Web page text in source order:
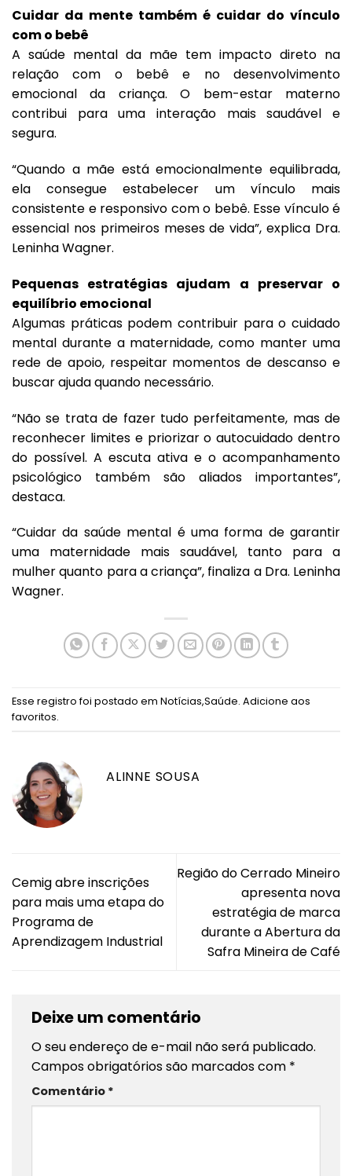
Cuidar da mente também é cuidar do vínculo
com o bebê
A saúde mental da mãe tem impacto direto na
relação com o bebê e no desenvolvimento
emocional da criança. O bem-estar materno
contribui para uma interação mais saudável e
segura.
“Quando a mãe está emocionalmente equilibrada,
ela consegue estabelecer um vínculo mais
consistente e responsivo com o bebê. Esse vínculo é
essencial nos primeiros meses de vida”, explica Dra.
Leninha Wagner.
Pequenas estratégias ajudam a preservar o
equilíbrio emocional
Algumas práticas podem contribuir para o cuidado
mental durante a maternidade, como manter uma
rede de apoio, respeitar momentos de descanso e
buscar ajuda quando necessário.
“Não se trata de fazer tudo perfeitamente, mas de
reconhecer limites e priorizar o autocuidado dentro
do possível. A escuta ativa e o acompanhamento
psicológico também são aliados importantes”,
destaca.
“Cuidar da saúde mental é uma forma de garantir
uma maternidade mais saudável, tanto para a
mulher quanto para a criança”, finaliza a Dra. Leninha
Wagner.
Esse registro foi postado em Notícias,Saúde. Adicione aos
favoritos.
ALINNE SOUSA
Cemig abre inscrições
para mais uma etapa do
Programa de
Aprendizagem Industrial
Região do Cerrado Mineiro
apresenta nova
estratégia de marca
durante a Abertura da
Safra Mineira de Café
Deixe um comentário
O seu endereço de e-mail não será publicado.
Campos obrigatórios são marcados com *
Comentário *